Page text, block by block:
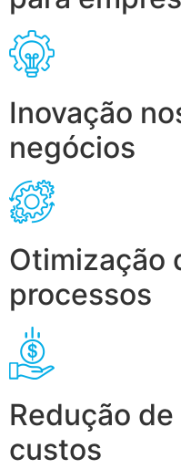
Inovação
negócios
Otimização
processos
Redução de
custos